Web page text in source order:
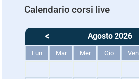
Calendario corsi live
< Agosto 2026
Lun Mar Mer Gio Ven